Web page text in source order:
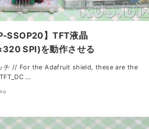
SSOP20】TFT液晶
SPI)を動作させる
チ // For the Adafruit shield, these are the
…